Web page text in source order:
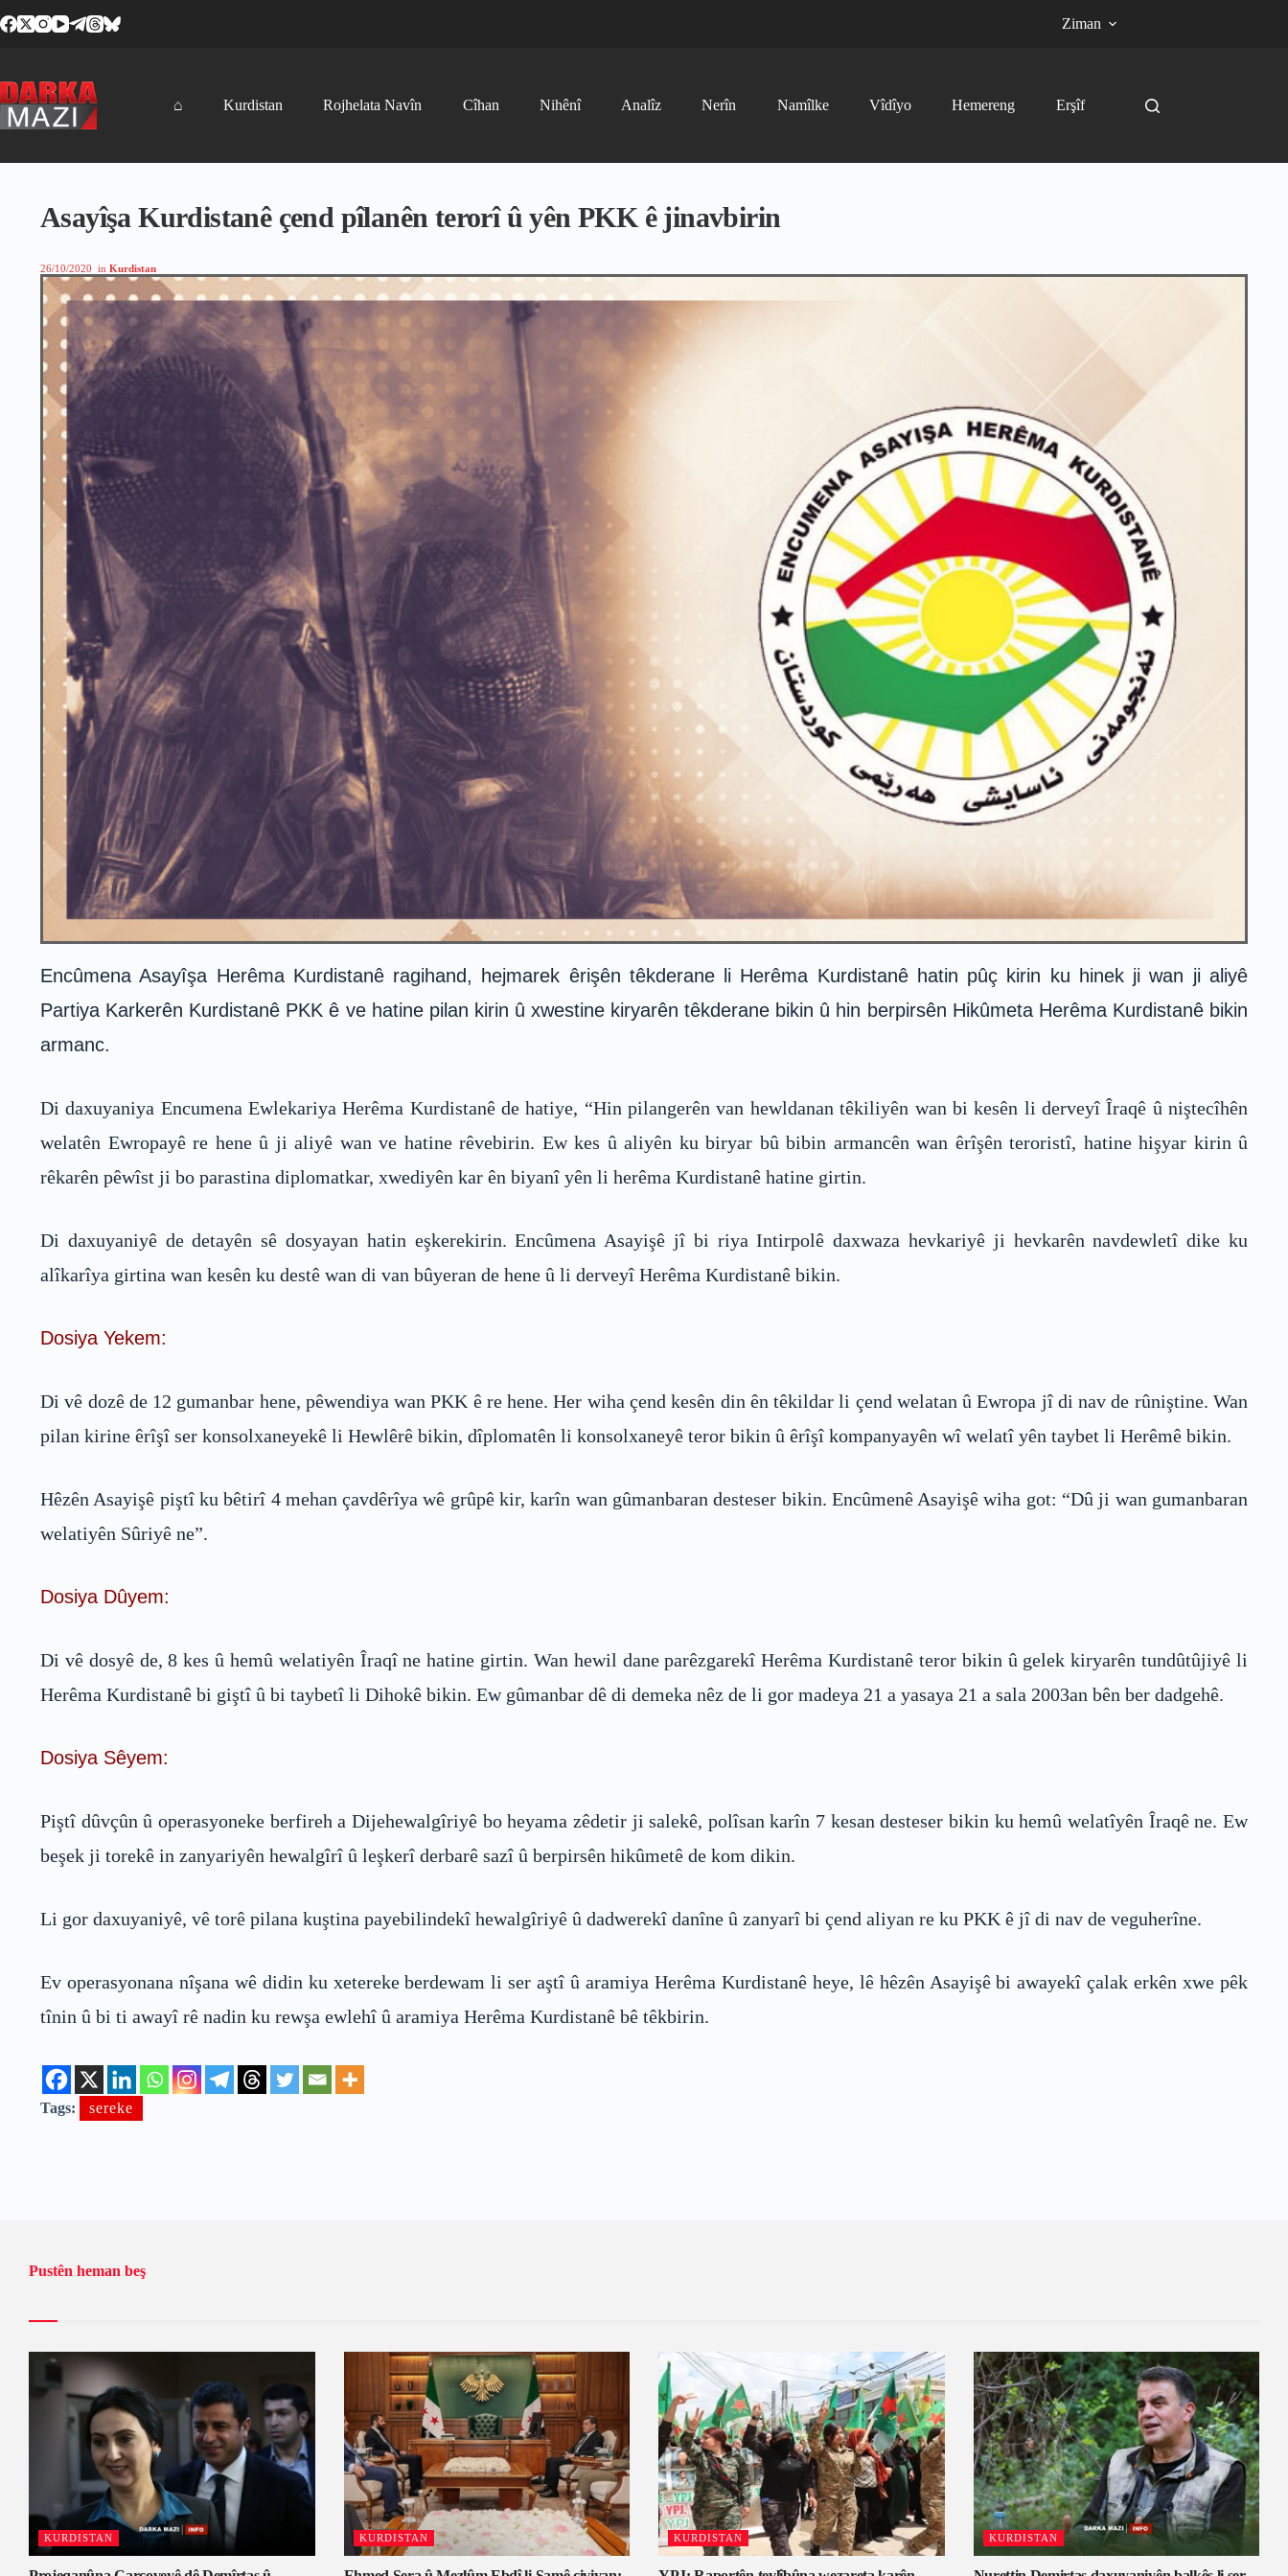
to
Ziman
⌂ Kurdistan Rojhelata Navîn Cîhan Nihênî Analîz Nerîn Namîlke Vîdîyo Hemereng Erşîf
Asayîşa Kurdistanê çend pîlanên terorî û yên PKK ê jinavbirin
26/10/2020 in Kurdistan
Encûmena Asayîşa Herêma Kurdistanê ragihand, hejmarek êrişên têkderane li Herêma Kurdistanê hatin pûç kirin ku hinek ji wan ji aliyê
Partiya Karkerên Kurdistanê PKK ê ve hatine pilan kirin û xwestine kiryarên têkderane bikin û hin berpirsên Hikûmeta Herêma Kurdistanê bikin
armanc.
Di daxuyaniya Encumena Ewlekariya Herêma Kurdistanê de hatiye, “Hin pilangerên van hewldanan têkiliyên wan bi kesên li derveyî Îraqê û niştecîhên
welatên Ewropayê re hene û ji aliyê wan ve hatine rêvebirin. Ew kes û aliyên ku biryar bû bibin armancên wan êrîşên teroristî, hatine hişyar kirin û
rêkarên pêwîst ji bo parastina diplomatkar, xwediyên kar ên biyanî yên li herêma Kurdistanê hatine girtin.
Di daxuyaniyê de detayên sê dosyayan hatin eşkerekirin. Encûmena Asayişê jî bi riya Intirpolê daxwaza hevkariyê ji hevkarên navdewletî dike ku
alîkarîya girtina wan kesên ku destê wan di van bûyeran de hene û li derveyî Herêma Kurdistanê bikin.
Dosiya Yekem:
Di vê dozê de 12 gumanbar hene, pêwendiya wan PKK ê re hene. Her wiha çend kesên din ên têkildar li çend welatan û Ewropa jî di nav de rûniştine. Wan
pilan kirine êrîşî ser konsolxaneyekê li Hewlêrê bikin, dîplomatên li konsolxaneyê teror bikin û êrîşî kompanyayên wî welatî yên taybet li Herêmê bikin.
Hêzên Asayişê piştî ku bêtirî 4 mehan çavdêrîya wê grûpê kir, karîn wan gûmanbaran desteser bikin. Encûmenê Asayişê wiha got: “Dû ji wan gumanbaran
welatiyên Sûriyê ne”.
Dosiya Dûyem:
Di vê dosyê de, 8 kes û hemû welatiyên Îraqî ne hatine girtin. Wan hewil dane parêzgarekî Herêma Kurdistanê teror bikin û gelek kiryarên tundûtûjiyê li
Herêma Kurdistanê bi giştî û bi taybetî li Dihokê bikin. Ew gûmanbar dê di demeka nêz de li gor madeya 21 a yasaya 21 a sala 2003an bên ber dadgehê.
Dosiya Sêyem:
Piştî dûvçûn û operasyoneke berfireh a Dijehewalgîriyê bo heyama zêdetir ji salekê, polîsan karîn 7 kesan desteser bikin ku hemû welatîyên Îraqê ne. Ew
beşek ji torekê in zanyariyên hewalgîrî û leşkerî derbarê sazî û berpirsên hikûmetê de kom dikin.
Li gor daxuyaniyê, vê torê pilana kuştina payebilindekî hewalgîriyê û dadwerekî danîne û zanyarî bi çend aliyan re ku PKK ê jî di nav de veguherîne.
Ev operasyonana nîşana wê didin ku xetereke berdewam li ser aştî û aramiya Herêma Kurdistanê heye, lê hêzên Asayişê bi awayekî çalak erkên xwe pêk
tînin û bi ti awayî rê nadin ku rewşa ewlehî û aramiya Herêma Kurdistanê bê têkbirin.
Tags: sereke
Pustên heman beş
KURDISTAN KURDISTAN KURDISTAN KURDISTAN